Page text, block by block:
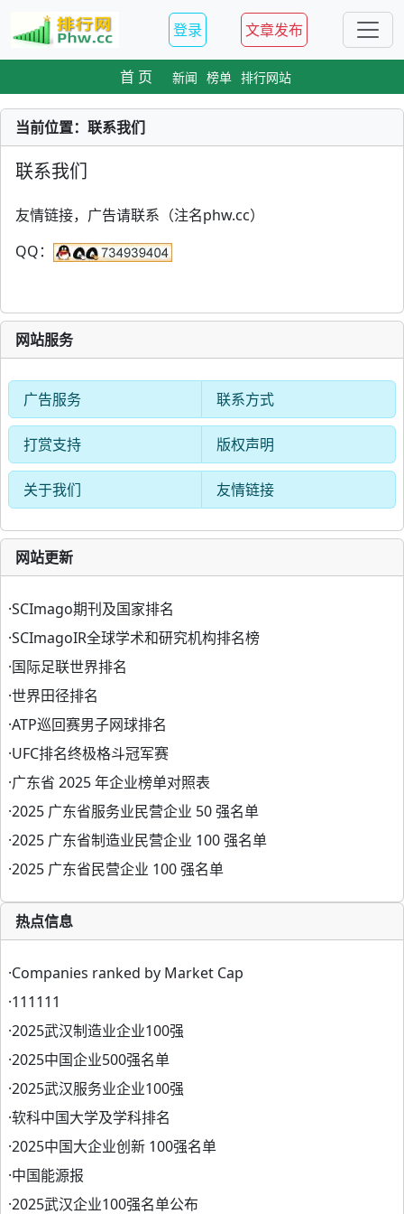
登录 文章发布
首 页 新闻 榜单 排行网站
当前位置：联系我们
联系我们
友情链接，广告请联系（注名phw.cc）
QQ：
网站服务
广告服务 联系方式
打赏支持 版权声明
关于我们 友情链接
网站更新
·SCImago期刊及国家排名
·SCImagoIR全球学术和研究机构排名榜
·国际足联世界排名
·世界田径排名
·ATP巡回赛男子网球排名
·UFC排名终极格斗冠军赛
·广东省 2025 年企业榜单对照表
·2025 广东省服务业民营企业 50 强名单
·2025 广东省制造业民营企业 100 强名单
·2025 广东省民营企业 100 强名单
热点信息
·Companies ranked by Market Cap
·111111
·2025武汉制造业企业100强
·2025中国企业500强名单
·2025武汉服务业企业100强
·软科中国大学及学科排名
·2025中国大企业创新 100强名单
·中国能源报
·2025武汉企业100强名单公布